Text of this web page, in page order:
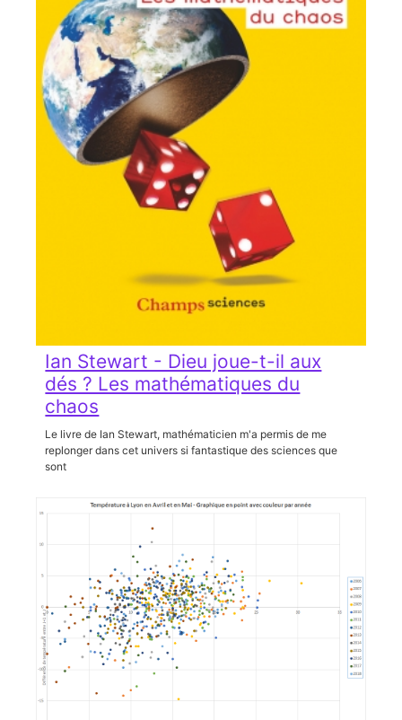
Ian Stewart - Dieu joue-t-il aux
dés ? Les mathématiques du
chaos
Le livre de Ian Stewart, mathématicien m'a permis de me
replonger dans cet univers si fantastique des sciences que
sont